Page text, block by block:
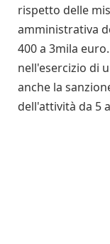
rispetto delle
amministrativa
400 a 3mila
nell'esercizio di
anche la
dell'attività da 5